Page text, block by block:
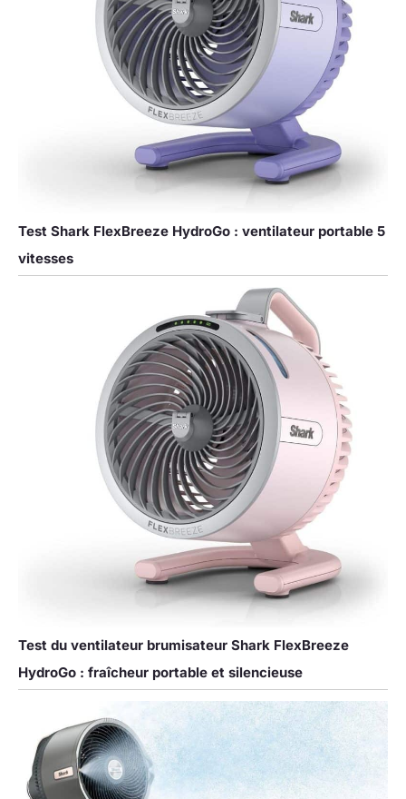
Test Shark FlexBreeze HydroGo : ventilateur portable 5
vitesses
Test du ventilateur brumisateur Shark FlexBreeze
HydroGo : fraîcheur portable et silencieuse